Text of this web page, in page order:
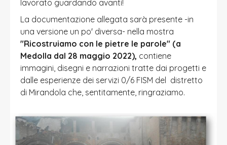
lavorato guardando avanti!
La documentazione allegata sarà presente -in
una versione un po' diversa- nella mostra
"Ricostruiamo con le pietre le parole" (a
Medolla dal 28 maggio 2022), contiene
immagini, disegni e narrazioni tratte dai progetti e
dalle esperienze dei servizi 0/6 FISM del distretto
di Mirandola che, sentitamente, ringraziamo.